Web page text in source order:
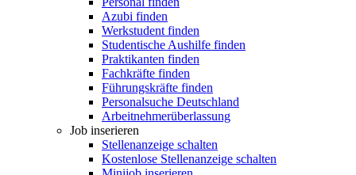
Azubi finden
Werkstudent finden
Studentische Aushilfe finden
Praktikanten finden
Fachkräfte finden
Führungskräfte finden
Personalsuche Deutschland
Arbeitnehmerüberlassung
Job inserieren
Stellenanzeige schalten
Kostenlose Stellenanzeige schalten